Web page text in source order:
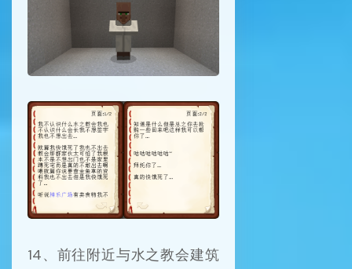
14、前往附近与水之教会建筑